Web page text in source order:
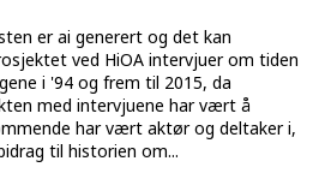
er ai generert og det kan
ved HiOA intervjuer om tiden
i '94 og frem til 2015, da
med intervjuene har vært å
har vært aktør og deltaker i,
til historien om...